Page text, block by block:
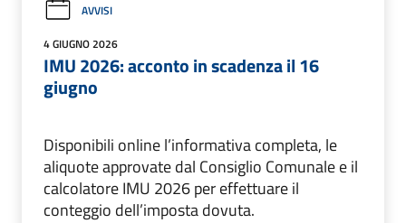
AVVISI
4 GIUGNO 2026
IMU 2026: acconto in scadenza il 16
giugno
Disponibili online l’informativa completa, le
aliquote approvate dal Consiglio Comunale e il
calcolatore IMU 2026 per effettuare il
conteggio dell’imposta dovuta.